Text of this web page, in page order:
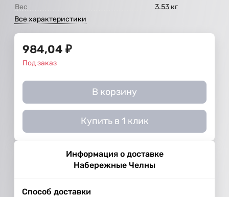
Вес
3.53 кг
Все характеристики
984,04 ₽
Под заказ
В корзину
Купить в 1 клик
Информация о доставке
Набережные Челны
Способ доставки